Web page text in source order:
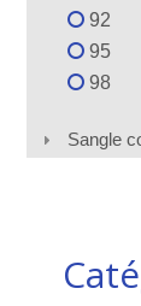
92
95
98
Sangle